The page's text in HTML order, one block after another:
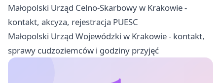
Małopolski Urząd Celno-Skarbowy w Krakowie -
kontakt, akcyza, rejestracja PUESC
Małopolski Urząd Wojewódzki w Krakowie - kontakt,
sprawy cudzoziemców i godziny przyjęć